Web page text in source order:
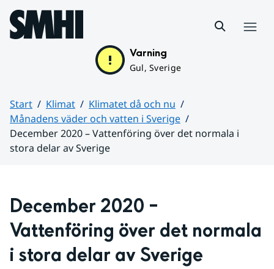
Hoppa till sidans innehåll
Varning
Gul, Sverige
Start Klimat
Klimatet då och nu
Månadens väder och vatten i Sverige
December 2020 – Vattenföring över det normala i
stora delar av Sverige
December 2020 –
Vattenföring över det normala
i stora delar av Sverige